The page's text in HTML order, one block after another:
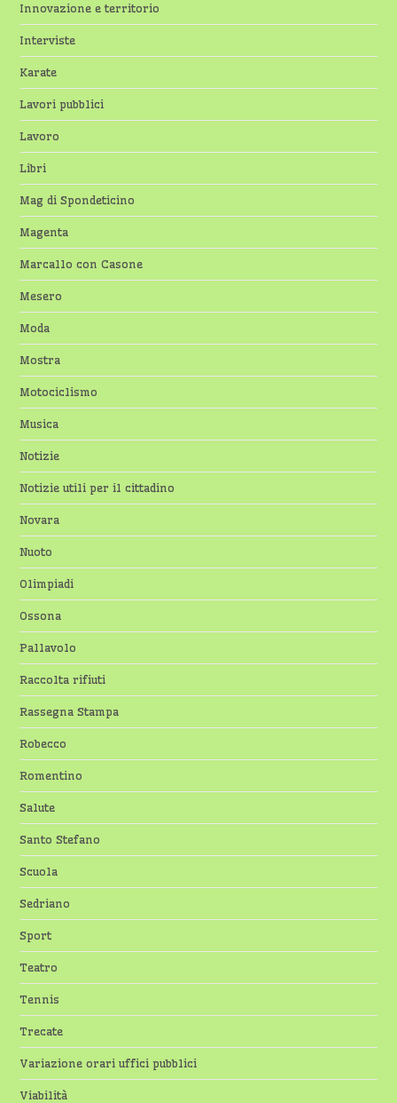
Innovazione e territorio
Interviste
Karate
Lavori pubblici
Lavoro
Libri
Mag di Spondeticino
Magenta
Marcallo con Casone
Mesero
Moda
Mostra
Motociclismo
Musica
Notizie
Notizie utili per il cittadino
Novara
Nuoto
Olimpiadi
Ossona
Pallavolo
Raccolta rifiuti
Rassegna Stampa
Robecco
Romentino
Salute
Santo Stefano
Scuola
Sedriano
Sport
Teatro
Tennis
Trecate
Variazione orari uffici pubblici
Viabilità